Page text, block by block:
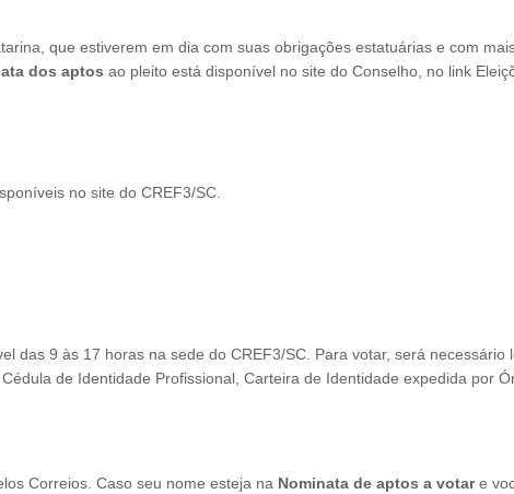
que estiverem em dia com suas obrigações estatuárias e com
dos aptos ao pleito está disponível no site do Conselho, no link
no site do CREF3/SC.
das 9 às 17 horas na sede do CREF3/SC. Para votar, será necessário
de Identidade Profissional, Carteira de Identidade expedida por
Correios. Caso seu nome esteja na Nominata de aptos a votare